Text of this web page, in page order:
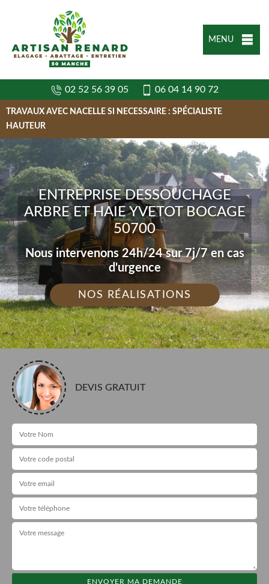
MENU
02 52 56 39 05 06 04 14 90 72
TRAVAUX AVEC NACELLE SI NECESSAIRE : SPÉCIALISTE
HAUTEUR
ENTREPRISE DESSOUCHAGE
ARBRE ET HAIE YVETOT BOCAGE
50700
Nous intervenons 24h/24 sur 7j/7 en cas
d'urgence
NOS RÉALISATIONS
DEVIS GRATUIT